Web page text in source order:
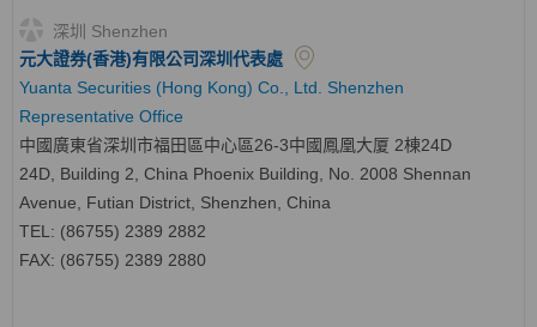
深圳 Shenzhen
元大證券(香港)有限公司深圳代表處
Yuanta Securities (Hong Kong) Co., Ltd. Shenzhen
Representative Office
中國廣東省深圳市福田區中心區26-3中國鳳凰大厦 2棟24D
24D, Building 2, China Phoenix Building, No. 2008 Shennan
Avenue, Futian District, Shenzhen, China
TEL: (86755) 2389 2882
FAX: (86755) 2389 2880